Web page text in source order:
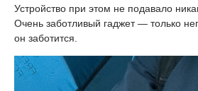
Устройство при этом не подавало
Очень заботливый гаджет — только
он заботится.